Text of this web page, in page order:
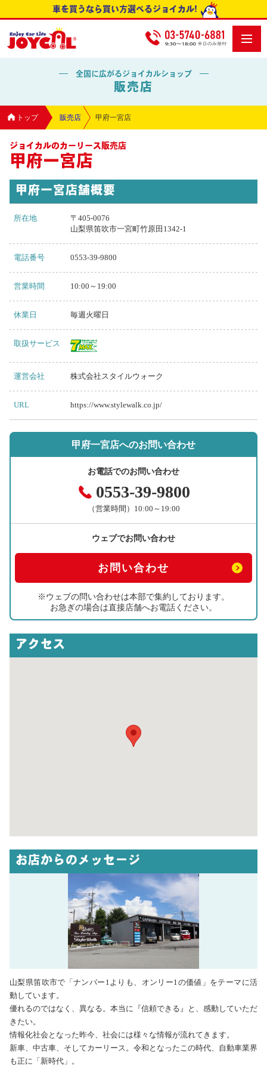
車を買うなら買い方選べるジョイカル!
全国に広がるジョイカルショップ
販売店
トップ 販売店 甲府一宮店
ジョイカルのカーリース販売店
甲府一宮店
甲府一宮店舗概要
所在地
〒405-0076
山梨県笛吹市一宮町竹原田1342-1
電話番号 0553-39-9800
営業時間 10:00～19:00
休業日 毎週火曜日
取扱サービス
運営会社 株式会社スタイルウォーク
URL https://www.stylewalk.co.jp/
甲府一宮店へのお問い合わせ
お電話でのお問い合わせ
0553-39-9800
（営業時間）10:00～19:00
ウェブでお問い合わせ
お問い合わせ
※ウェブの問い合わせは本部で集約しております。
お急ぎの場合は直接店舗へお電話ください。
アクセス
お店からのメッセージ
山梨県笛吹市で「ナンバー1よりも、オンリー1の価値」をテーマに活
動しています。
優れるのではなく、異なる。本当に『信頼できる』と、感動していただ
きたい。
​情報化社会となった昨今、社会には様々な情報が流れてきます。
新車、中古車、そしてカーリース。令和となったこの時代、自動車業界
も正に「新時代」。